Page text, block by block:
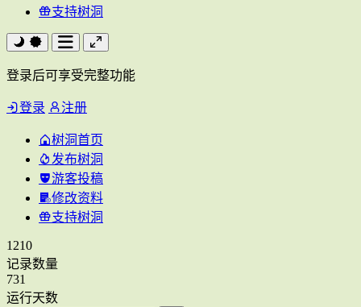
支持树洞
登录后可享受完整功能
登录 注册
树洞首页
发布树洞
游客投稿
修改资料
支持树洞
1210
记录数量
731
运行天数